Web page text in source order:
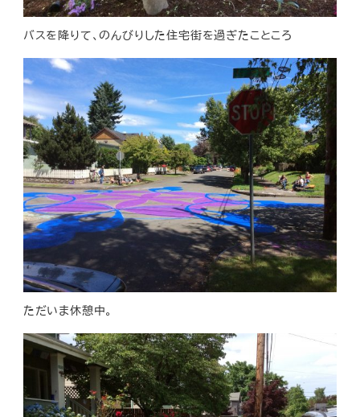
バスを降りて、のんびりした住宅街を過ぎたこところ
ただいま休憩中。